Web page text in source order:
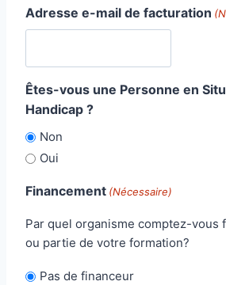
o
l
e
e
p
s
t
a
a
y
Adresse e-mail de facturation
Êtes-vous une Personne en
Handicap ?
Non
Oui
Financement (Nécessaire)
Par quel organisme comptez-vous
ou partie de votre formation?
Pas de financeur